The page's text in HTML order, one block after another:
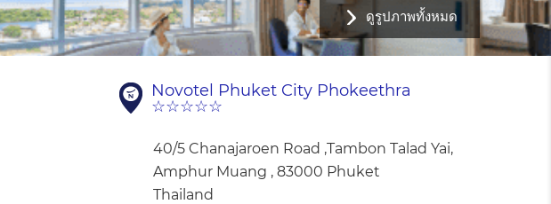
ดูรูปภาพทั้งหมด
Novotel Phuket City Phokeethra
☆☆☆☆☆
40/5 Chanajaroen Road ,Tambon Talad Yai,
Amphur Muang , 83000 Phuket
Thailand